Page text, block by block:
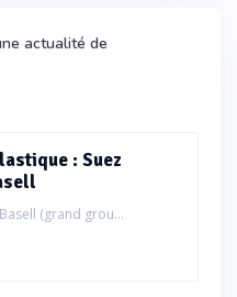
actualité de
: Suez
(grand grou...